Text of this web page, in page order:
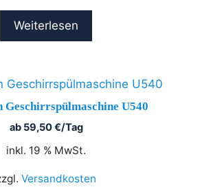
Weiterlesen
Geschirrspülmaschine U540
ab 59,50€/Tag
inkl. 19 % MwSt.
Versandkosten